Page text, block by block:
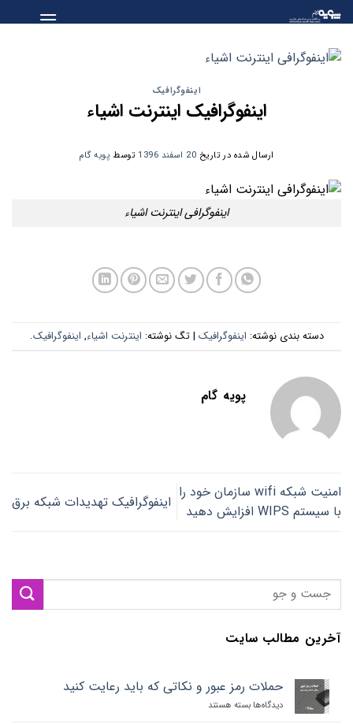
Skip
to
content
اینفوگرافیک
اینفوگرافیک اینترنت اشیاء
ارسال شده در تاریخ 20 اسفند 1396 توسط پویه گام
اینفوگرافی اینترنت اشیاء
دسته بندی نوشته: اینفوگرافیک | تگ نوشته: اینترنت اشیاء, اینفوگرافیک.
پویه گام
امنیت شبکه‌ wifi سازمان خود را
با سیستم WIPS افزایش دهید
اینفوگرافیک تهدیدات شبکه برق
آخرین مطالب سایت
حملات رمز عبور و نکاتی که باید رعایت کنید
دیدگاه‌ها برای
بسته هستند